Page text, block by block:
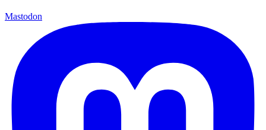
Mastodon